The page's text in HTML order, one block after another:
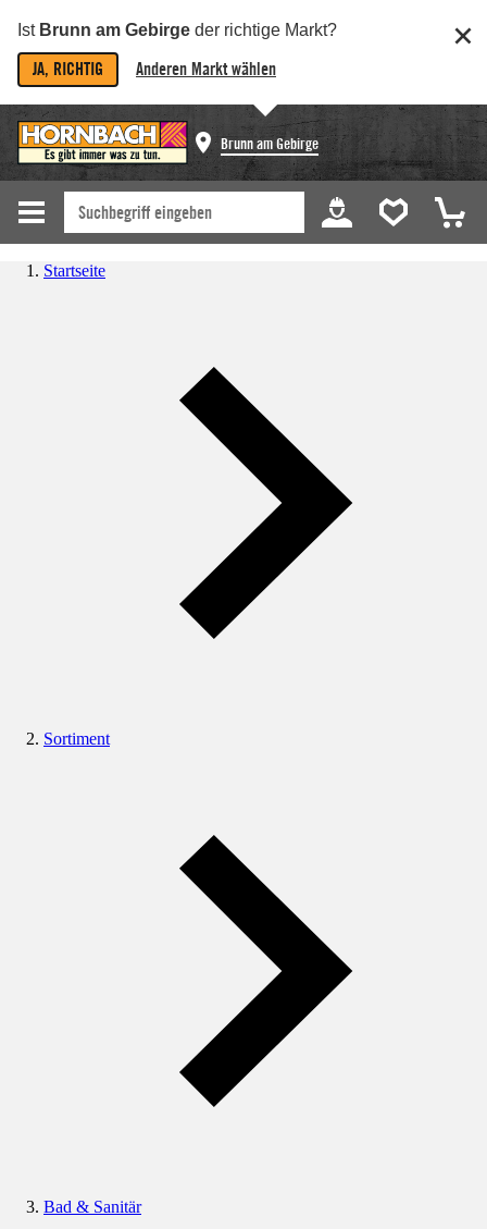
Ist Brunn am Gebirge der richtige Markt?
JA, RICHTIG Anderen Markt wählen
Brunn am Gebirge
Startseite
Sortiment
Bad & Sanitär